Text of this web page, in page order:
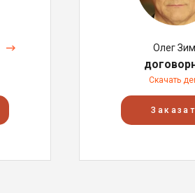
Олег
Скачать